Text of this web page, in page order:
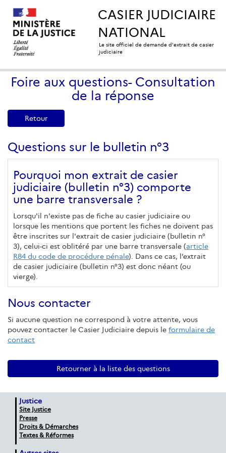
CASIER JUDICIAIRE
NATIONAL
Le site officiel de demande d'extrait de casier
judiciaire
Foire aux questions- Consultation
de la réponse
Retour
Questions sur le bulletin n°3
Pourquoi mon extrait de casier
judiciaire (bulletin n°3) comporte
une barre transversale ?
Lorsqu'il n'existe pas de fiche au casier judiciaire ou
lorsque les mentions que portent les fiches ne doivent pas
être inscrites sur l'extrait de casier judiciaire (bulletin n°
3), celui-ci est oblitéré par une barre transversale (article
R84 du code de procédure pénale). Dans ce cas, l’extrait
de casier judiciaire (bulletin n°3) est donc néant (ou
vierge).
Nous contacter
Si aucune question ne correspond à votre attente, vous
pouvez contacter le Casier Judiciaire depuis le formulaire de
contact
Retourner à la liste des questions
Justice
Site Justice
Presse
Droits & Démarches
Textes & Réformes